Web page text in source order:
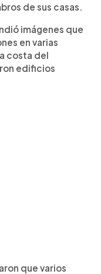
de sus casas.
imágenes que
en varias
costa del
edificios
que varios